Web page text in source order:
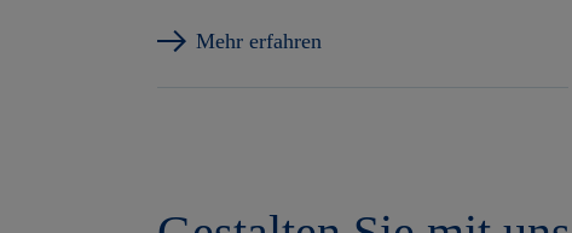
Mehr erfahren